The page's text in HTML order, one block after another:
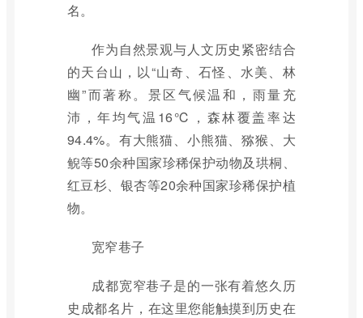
名。
作为自然景观与人文历史紧密结合
的天台山，以“山奇、石怪、水美、林
幽”而著称。景区气候温和，雨量充
沛，年均气温16℃，森林覆盖率达
94.4%。有大熊猫、小熊猫、猕猴、大
鲵等50余种国家珍稀保护动物及珙桐、
红豆杉、银杏等20余种国家珍稀保护植
物。
宽窄巷子
成都宽窄巷子是的一张有着悠久历
史成都名片，在这里您能触摸到历史在